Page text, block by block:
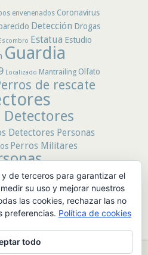
envenenados Coronavirus
Detección Drogas
Estatua Estudio
Guardia
Localizado Mantrailing Olfato
de rescate
Detectores
Detectores Personas
Perros Militares
Policía Policía Local
rescate Restos
Caninas Unidad
de Privacidad y Aviso Legal|
de terceros para garantizar el
su uso y mejorar nuestros
las cookies, rechazar las no
preferencias. Política de cookies
todo